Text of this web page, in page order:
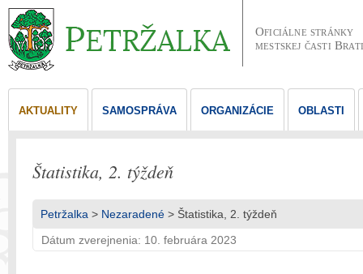
Oficiálne stránky
mestskej časti
AKTUALITY SAMOSPRÁVA ORGANIZÁCIE OBLASTI
Štatistika, 2. týždeň
Petržalka > Nezaradené > Štatistika, 2. týždeň
Dátum zverejnenia: 10. februára 2023